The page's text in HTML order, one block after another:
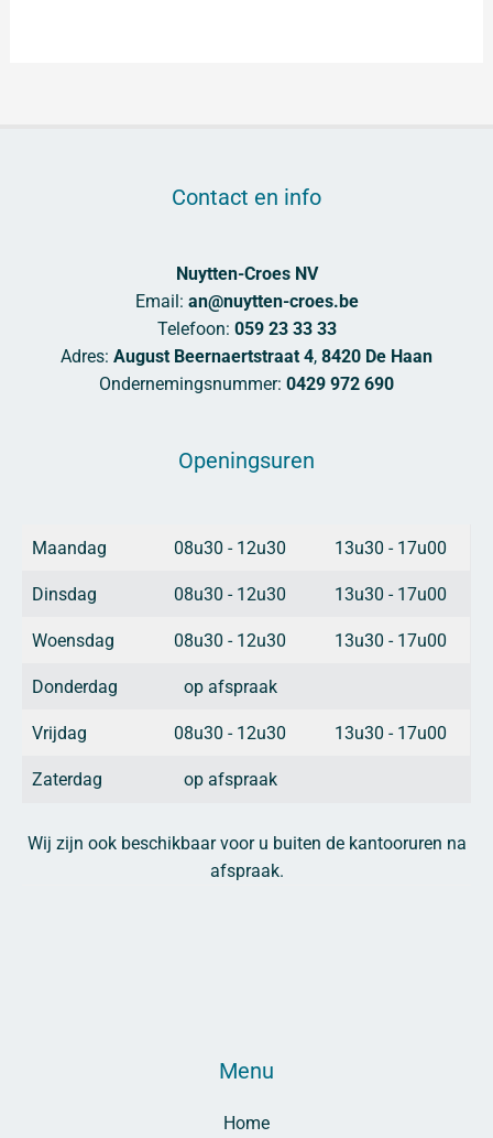
Contact en info
Nuytten-Croes NV
Email: an@nuytten-croes.be
Telefoon: 059 23 33 33
Adres: August Beernaertstraat 4, 8420 De Haan
Ondernemingsnummer: 0429 972 690
Openingsuren
Maandag 08u30 - 12u30 13u30 - 17u00
Dinsdag 08u30 - 12u30 13u30 - 17u00
Woensdag 08u30 - 12u30 13u30 - 17u00
Donderdag op afspraak
Vrijdag 08u30 - 12u30 13u30 - 17u00
Zaterdag op afspraak
Wij zijn ook beschikbaar voor u buiten de kantooruren na
afspraak.
Menu
Home